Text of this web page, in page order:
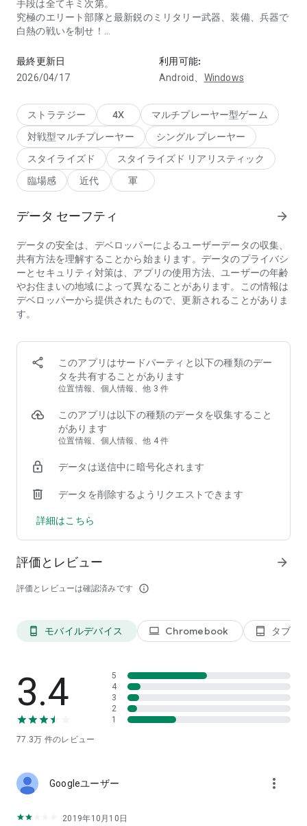
手段は全てキミ次第。
究極のエリート部隊と最新鋭のミリタリー武器、装備、兵器で
白熱の戦いを制せ！
✔モバストを今すぐ無料ダウンロード
近代ミリタリー戦をテーマにした壮大な戦略シミュレーション
✔グローバルな仲間と世界ランクの上位を狙おう！
全世界同時リリース。キミの戦略でヒーローとなり、頂点に上
り詰めろ！
✔部隊を鍛え、同盟と共に手ごわい敵を相手に勝利せよ
32ヶ国語に同時通訳されるリアルタイムチャットでギルドバト
✔勝利の鍵を握るのは、拠点となる基地づくり
強化。
✔兵士をレベルアップし、兵器や戦車を自分好みにカスタマイ
ズ
攻撃の組み合わせは無限大。思うがままに戦略を練ろう。
よう！
キミの兵士が伝説になる。戦局を変えられるヒーローを育て
アプリ名：モバイルストライク（モバスト）
アプリ本体：無料
※一部有料アイテムがございます。
https://www.mobilestrikeapp.com/privacy-policy
ゲームページ: http://epicwar-online.com
最終更新日
2026/04/17
利用可能:
Android、 Windows
ストラテジー 4X
マルチプレーヤー型ゲーム
対戦型マルチプレーヤー
シングル プレーヤー
スタイライズド
スタイライズド リアリスティック
臨場感
近代 軍
データ セーフティ arrow_forward
データの安全は、デベロッパーによるユーザーデータの収集、
共有方法を理解することから始まります。データのプライバシ
ーとセキュリティ対策は、アプリの使用方法、ユーザーの年齢
やお住まいの地域によって異なることがあります。この情報は
デベロッパーから提供されたもので、更新されることがありま
す。
このアプリはサードパーティと以下の種類のデー
タを共有することがあります
位置情報、個人情報、他 3 件
このアプリは以下の種類のデータを収集すること
があります
位置情報、個人情報、他 4 件
データは送信中に暗号化されます
データを削除するようリクエストできます
詳細はこちら
評価とレビュー
評価とレビューは確認済みです info_outline
arrow_forward
phone_android モバイルデバイス laptop Chromebook tablet_android タブレ
3.4
77.3万 件のレビュー
5
4
3
2
1
Googleユーザー more_vert
2019年10月10日